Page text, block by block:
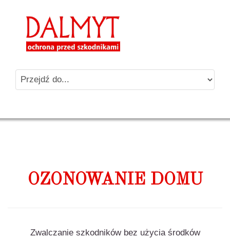
OZONOWANIE DOMU
Zwalczanie szkodników bez użycia środków